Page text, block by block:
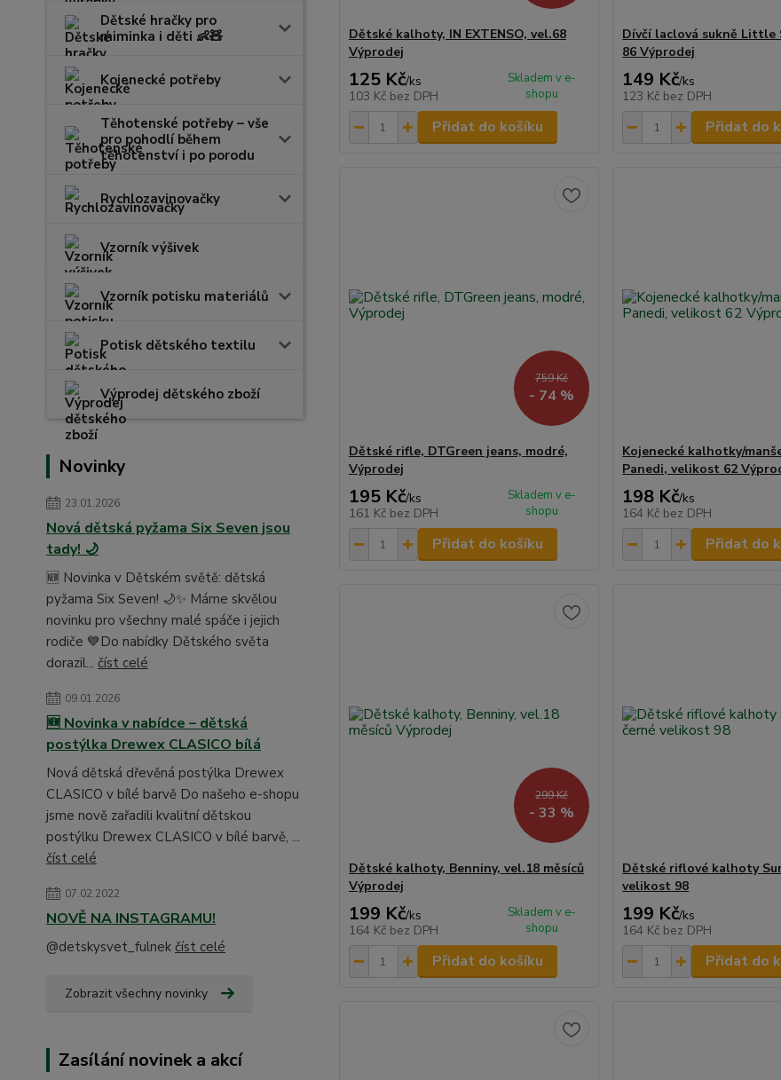
Dětské hračky pro
miminka i děti 👶🧸
Kojenecké potřeby
Těhotenské potřeby – vše
pro pohodlí během
těhotenství i po porodu
Rychlozavinovačky
Vzorník výšivek
Vzorník potisku materiálů
Potisk dětského textilu
Výprodej dětského zboží
Novinky
23.01.2026
Nová dětská pyžama Six Seven jsou
tady! 🌙
🆕 Novinka v Dětském světě: dětská
pyžama Six Seven! 🌙✨ Máme skvělou
novinku pro všechny malé spáče i jejich
rodiče 💙Do nabídky Dětského světa
dorazil... číst celé
09.01.2026
🆕 Novinka v nabídce – dětská
postýlka Drewex CLASICO bílá
Nová dětská dřevěná postýlka Drewex
CLASICO v bílé barvě Do našeho e-shopu
jsme nově zařadili kvalitní dětskou
postýlku Drewex CLASICO v bílé barvě, ...
číst celé
07.02.2022
NOVĚ NA INSTAGRAMU!
@detskysvet_fulnek číst celé
Zobrazit všechny novinky
Zasílání novinek a akcí
Dětské kalhoty, IN EXTENSO, vel.68
Výprodej
125 Kč/ks
103 Kč bez DPH
Skladem v e-
shopu
Přidat do košíku
Dívčí laclová sukně
86 Výprodej
149 Kč/ks
123 Kč bez DPH
Přidat do
759 Kč
- 74 %
Dětské rifle, DTGreen jeans, modré,
Výprodej
195 Kč/ks
161 Kč bez DPH
Skladem v e-
shopu
Přidat do košíku
Kojenecké kalhotky/
Panedi, velikost 62
198 Kč/ks
164 Kč bez DPH
Přidat do
299 Kč
- 33 %
Dětské kalhoty, Benniny, vel.18 měsíců
Výprodej
199 Kč/ks
164 Kč bez DPH
Skladem v e-
shopu
Přidat do košíku
Dětské riflové kalhoty
velikost 98
199 Kč/ks
164 Kč bez DPH
Přidat do